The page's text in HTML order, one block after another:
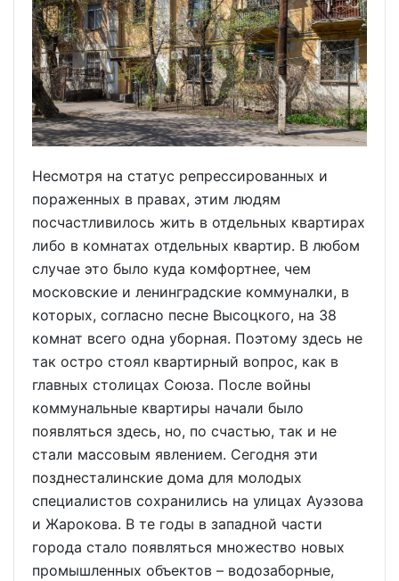
Несмотря на статус репрессированных и
пораженных в правах, этим людям
посчастливилось жить в отдельных квартирах
либо в комнатах отдельных квартир. В любом
случае это было куда комфортнее, чем
московские и ленинградские коммуналки, в
которых, согласно песне Высоцкого, на 38
комнат всего одна уборная. Поэтому здесь не
так остро стоял квартирный вопрос, как в
главных столицах Союза. После войны
коммунальные квартиры начали было
появляться здесь, но, по счастью, так и не
стали массовым явлением. Сегодня эти
позднесталинские дома для молодых
специалистов сохранились на улицах Ауэзова
и Жарокова. В те годы в западной части
города стало появляться множество новых
промышленных объектов – водозаборные,